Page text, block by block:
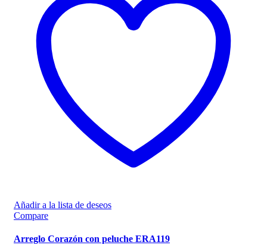
Añadir a la lista de deseos
Compare
Arreglo Corazón con peluche ERA119